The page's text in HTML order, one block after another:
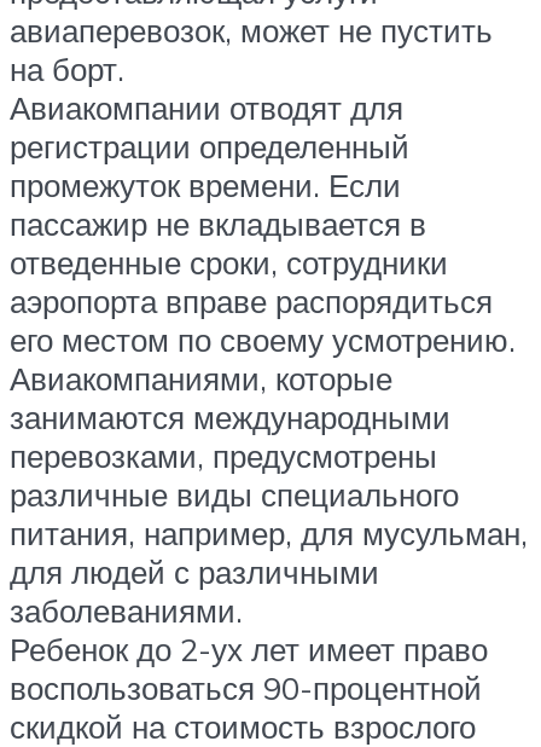
авиаперевозок, может не пустить
на борт.
Авиакомпании отводят для
регистрации определенный
промежуток времени. Если
пассажир не вкладывается в
отведенные сроки, сотрудники
аэропорта вправе распорядиться
его местом по своему усмотрению.
Авиакомпаниями, которые
занимаются международными
перевозками, предусмотрены
различные виды специального
питания, например, для мусульман,
для людей с различными
заболеваниями.
Ребенок до 2-ух лет имеет право
воспользоваться 90-процентной
скидкой на стоимость взрослого